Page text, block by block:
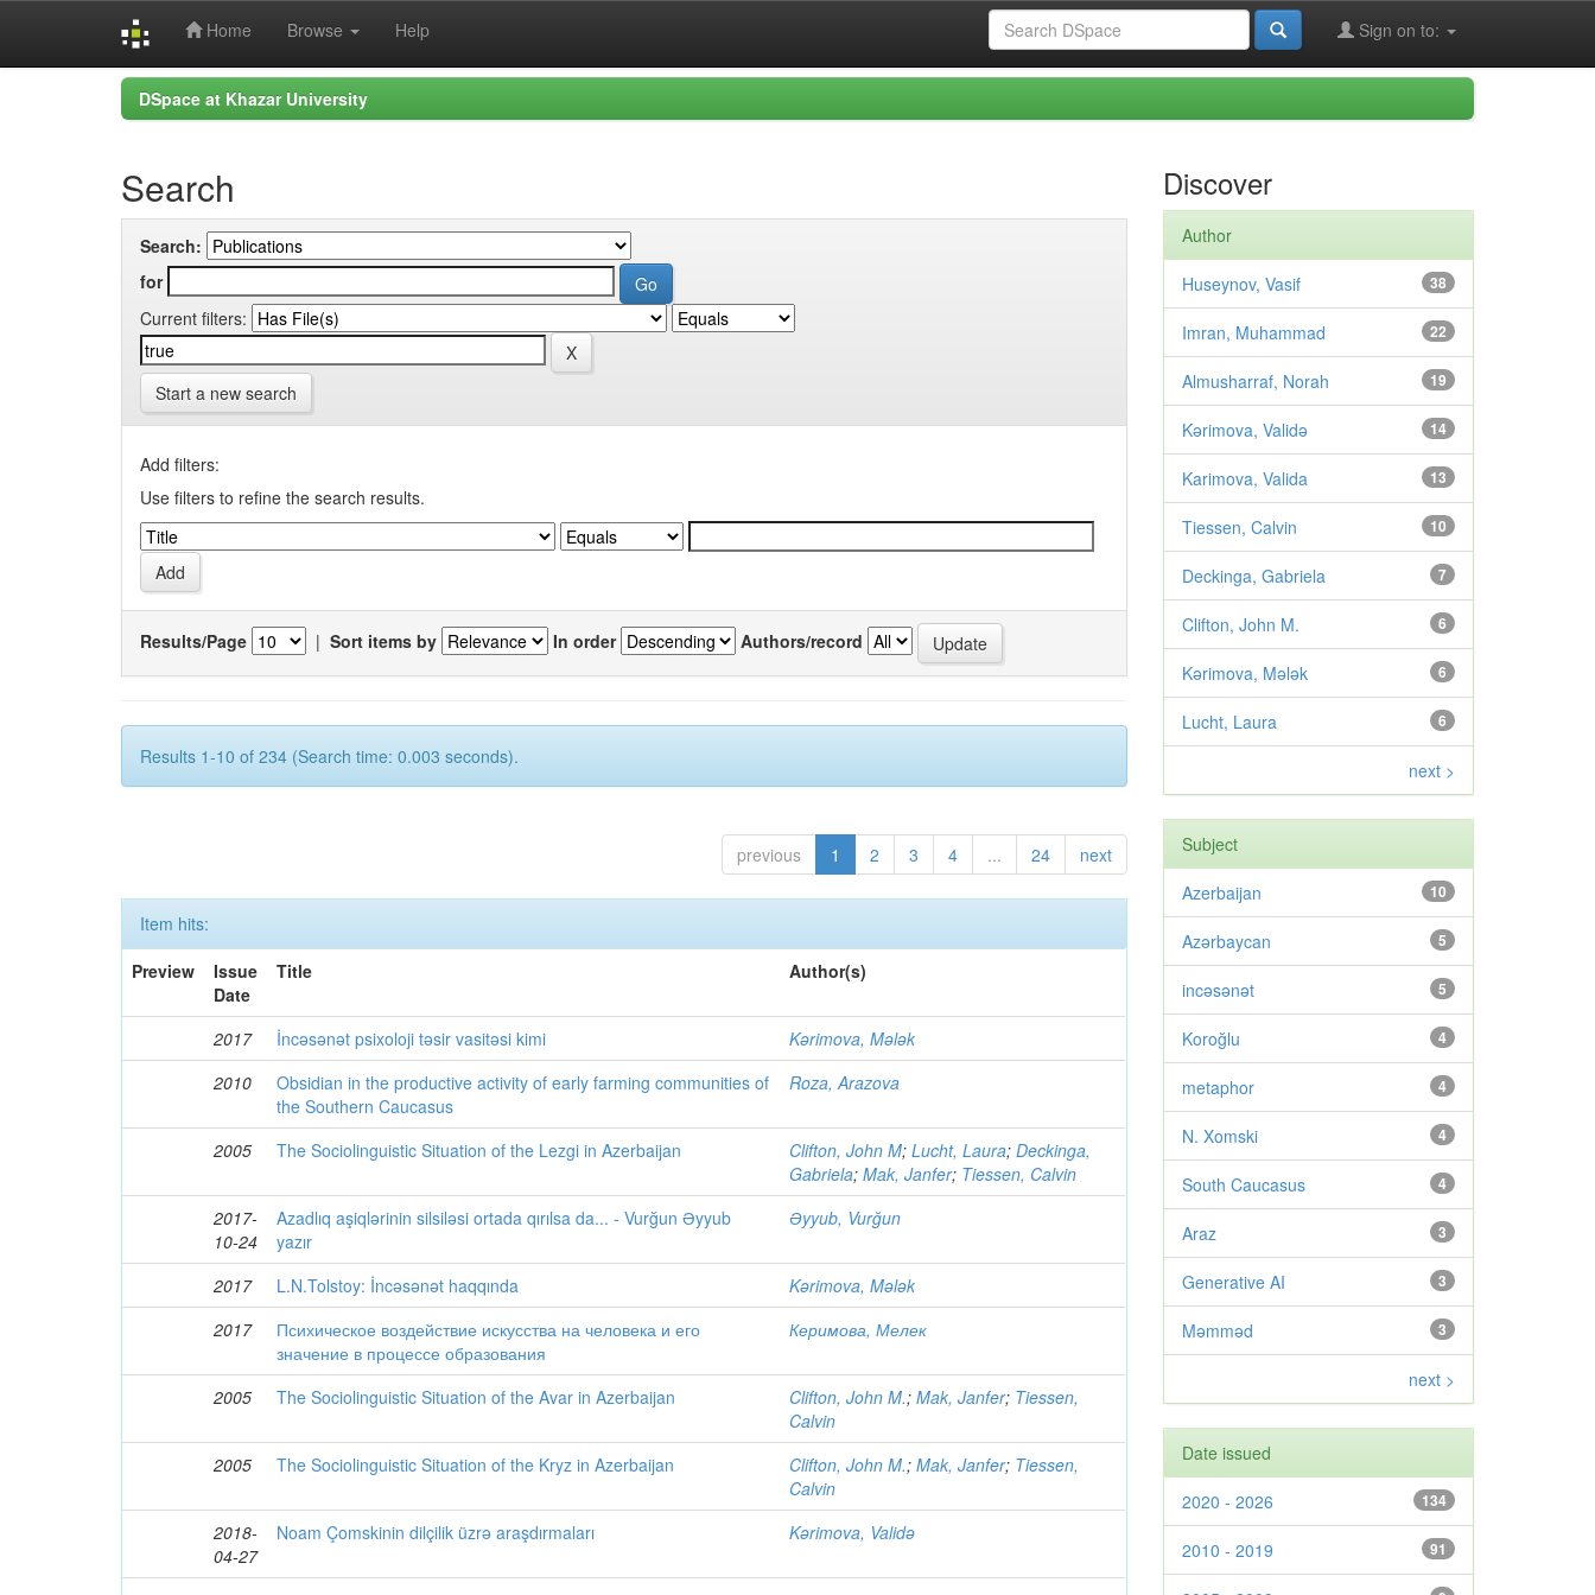
Home Browse Help Sign on to:
DSpace at Khazar University
Search
Search:
for
Current filters:
Start a new search
Add filters:
Use filters to refine the search results.
Results/Page | Sort items by In order Authors/record
Results 1-10 of 234 (Search time: 0.003 seconds).
previous 1 2 3 4 ... 24 next
Item hits:
Preview
Issue
Date
Title Author(s)
2017 İncəsənət psixoloji təsir vasitəsi kimi
Kərimova, Mələk
2010
Obsidian in the productive activity of early farming communities of
the Southern Caucasus
Roza, Arazova
2005 The Sociolinguistic Situation of the Lezgi in Azerbaijan Clifton, John M;Lucht, Laura;Deckinga,
Gabriela;Mak, Janfer; Tiessen, Calvin
2017-
10-24
Azadlıq aşiqlərinin silsiləsi ortada qırılsa da... - Vurğun Əyyub
yazır
Əyyub, Vurğun
2017 L.N.Tolstoy: İncəsənət haqqında
Kərimova, Mələk
2017
Психическое воздействие искусства на человека и его
значение в процессе образования
Керимова, Мелек
2005 The Sociolinguistic Situation of the Avar in Azerbaijan Clifton, John M.;Mak, Janfer; Tiessen,
Calvin
2005
The Sociolinguistic Situation of the Kryz in Azerbaijan Clifton, John M.;Mak, Janfer; Tiessen,
Calvin
2018-
04-27
Noam Çomskinin dilçilik üzrə araşdırmaları Kərimova, Validə
Discover
Author
38
Huseynov, Vasif
22
Imran, Muhammad
19
Almusharraf, Norah
14
Kərimova, Validə
13
Karimova, Valida
10
Tiessen, Calvin
7
Deckinga, Gabriela
6
Clifton, John M.
6
Kərimova, Mələk
6
Lucht, Laura
next >
Subject
10
Azerbaijan
5
Azərbaycan
5
incəsənət
4
Koroğlu
4
metaphor
4
N. Xomski
4
South Caucasus
3
Araz
3
Generative AI
3
Məmməd
next >
Date issued
134
2020 - 2026
91
2010 - 2019